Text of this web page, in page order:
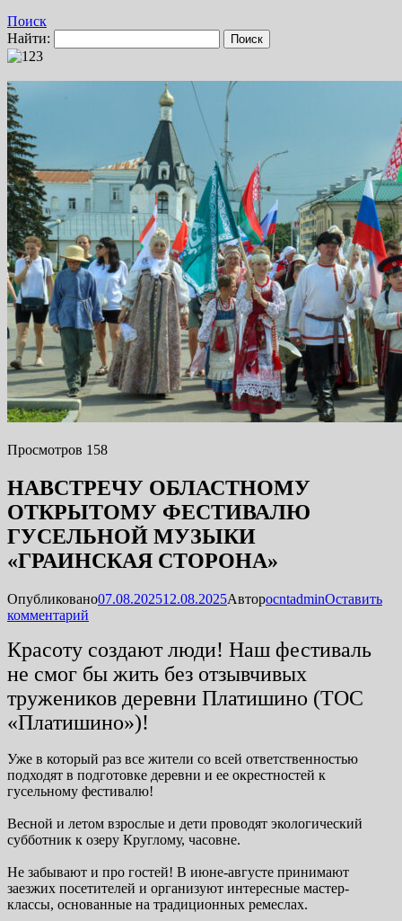
Поиск
Найти:
Просмотров 158
НАВСТРЕЧУ ОБЛАСТНОМУ
ОТКРЫТОМУ ФЕСТИВАЛЮ
ГУСЕЛЬНОЙ МУЗЫКИ
«ГРАИНСКАЯ СТОРОНА»
Опубликовано07.08.202512.08.2025АвторocntadminОставить
комментарий
Красоту создают люди! Наш фестиваль
не смог бы жить без отзывчивых
тружеников деревни Платишино (ТОС
«Платишино»)!
Уже в который раз все жители со всей ответственностью
подходят в подготовке деревни и ее окрестностей к
гусельному фестивалю!
Весной и летом взрослые и дети проводят экологический
субботник к озеру Круглому, часовне.
Не забывают и про гостей! В июне-августе принимают
заезжих посетителей и организуют интересные мастер-
классы, основанные на традиционных ремеслах.